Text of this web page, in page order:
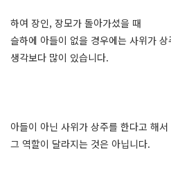
하여 장인, 장모가 돌아가셨을 때
슬하에 아들이 없을 경우에는 사위가
생각보다 많이 있습니다.
아들이 아닌 사위가 상주를 한다고 해서
그 역할이 달라지는 것은 아닙니다.